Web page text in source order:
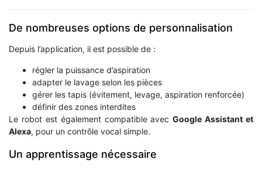
De nombreuses options de personnalisation
Depuis l’application, il est possible de :
régler la puissance d’aspiration
adapter le lavage selon les pièces
gérer les tapis (évitement, levage, aspiration renforcée)
définir des zones interdites
Le robot est également compatible avecGoogle Assistant et
Alexa, pour un contrôle vocal simple.
Un apprentissage nécessaire